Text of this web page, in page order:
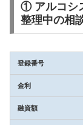
① アルコシ
整理中の相
登録番号
金利
融資額